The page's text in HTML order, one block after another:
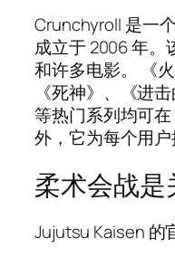
Crunchyroll 是一
成立于 2006 年。
和许多电影。 《
《死神》、《进
等热门系列均可
外，它为每个用户
柔术会战是
Jujutsu Kaisen 的